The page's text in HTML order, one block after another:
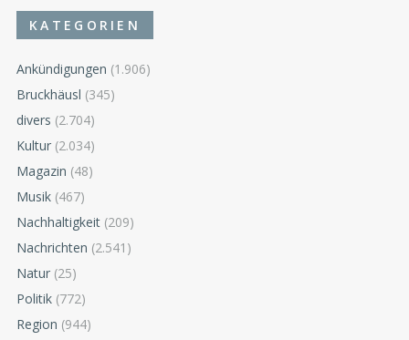
KATEGORIEN
Ankündigungen (1.906)
Bruckhäusl (345)
divers (2.704)
Kultur (2.034)
Magazin (48)
Musik (467)
Nachhaltigkeit (209)
Nachrichten (2.541)
Natur (25)
Politik (772)
Region (944)